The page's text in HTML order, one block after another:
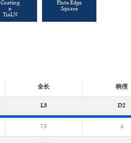
Coating
x
TiaLN
Flute Edge
Square
全长 柄俓
L3 D2
75 4